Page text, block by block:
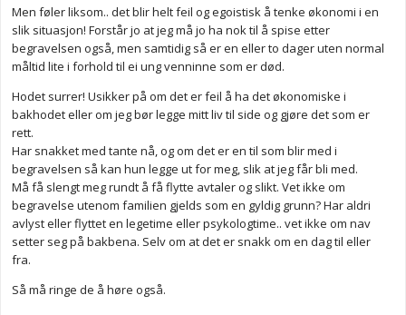
Men føler liksom.. det blir helt feil og egoistisk å tenke økonomi i en
slik situasjon! Forstår jo at jeg må jo ha nok til å spise etter
begravelsen også, men samtidig så er en eller to dager uten normal
måltid lite i forhold til ei ung venninne som er død.
Hodet surrer! Usikker på om det er feil å ha det økonomiske i
bakhodet eller om jeg bør legge mitt liv til side og gjøre det som er
rett.
Har snakket med tante nå, og om det er en til som blir med i
begravelsen så kan hun legge ut for meg, slik at jeg får bli med.
Må få slengt meg rundt å få flytte avtaler og slikt. Vet ikke om
begravelse utenom familien gjelds som en gyldig grunn? Har aldri
avlyst eller flyttet en legetime eller psykologtime.. vet ikke om nav
setter seg på bakbena. Selv om at det er snakk om en dag til eller
fra.
Så må ringe de å høre også.